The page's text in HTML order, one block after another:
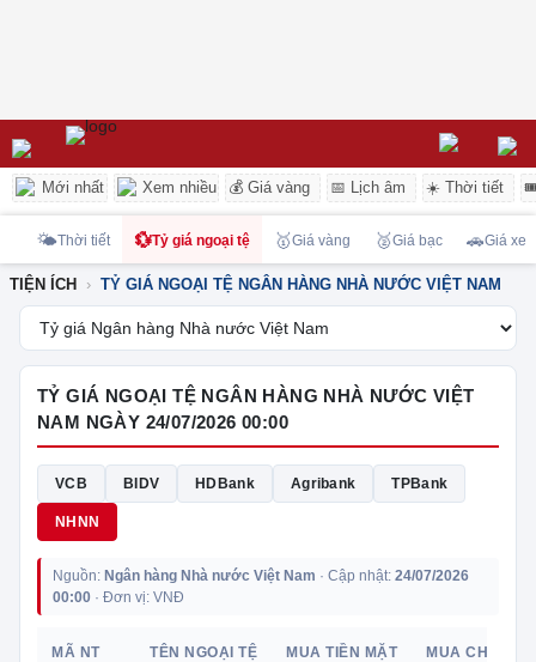
Mới nhất Xem nhiều 💰 Giá vàng 📅 Lịch âm ☀️ Thời tiết
🌤️Thời tiết 💱Tỷ giá ngoại tệ 🥇Giá vàng 🥈Giá bạc 🚗Giá xe
TIỆN ÍCH TỶ GIÁ NGOẠI TỆ NGÂN HÀNG NHÀ NƯỚC VIỆT NAM
TỶ GIÁ NGOẠI TỆ NGÂN HÀNG NHÀ NƯỚC VIỆT
NAM NGÀY 24/07/2026 00:00
VCB BIDV HDBank Agribank TPBank
NHNN
Nguồn: Ngân hàng Nhà nước Việt Nam · Cập nhật: 24/07/2026
00:00 · Đơn vị: VNĐ
MÃ NT TÊN NGOẠI TỆ MUA TIỀN MẶT MUA